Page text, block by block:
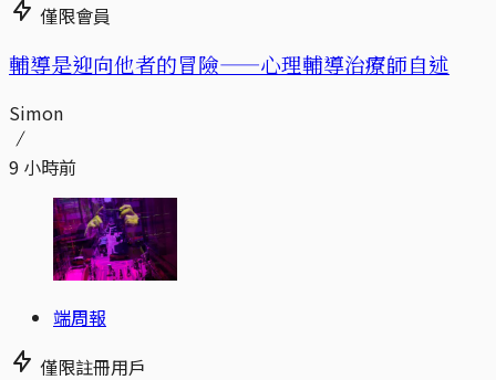
僅限會員
輔導是迎向他者的冒險——心理輔導治療師自述
Simon
9 小時前
端周報
僅限註冊用戶